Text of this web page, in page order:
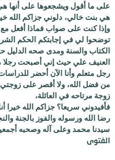
على ما أقول ويشجعوها على أنها
هي بنت خالي، دلوني جزاكم الله
وإذا كنت على صواب فماذا أفعل مع
توضحوا لي في إجابتكم الحكم
الكتاب والسنة ومدى صحه الدليل
العنيف علي حيث إني أصبحت رجلا
رجل متعلم وأنا الآن أحضر للدراسات
من فضل الله، ولا أقصر على
زوجة مرتاحه في العائلة،
فأفيدوني سريعا؟ جزاكم الله خيرا
رضا الله ورسوله والفوز بالجنة
سيدنا محمد وعلى آله وصحبه
الفتوى